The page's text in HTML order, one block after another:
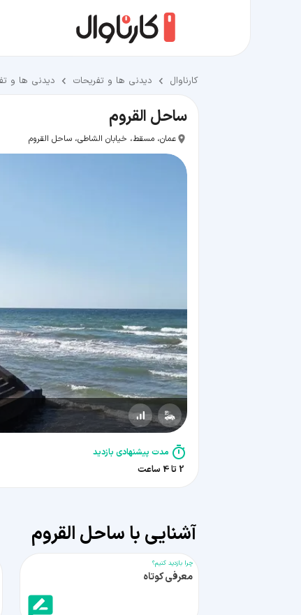
کارناوال دیدنی ها و تفریحات دیدنی ها و
ساحل القروم
عمان، مسقط، خیابان الشاطی، ساحل القروم
مدت پیشنهادی بازدید
2 تا 4 ساعت
آشنایی با ساحل القروم
چرا بازدید کنیم؟
معرفی کوتاه